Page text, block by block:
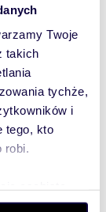
Twoje
takich
tychże,
i
tego, kto
robi.
preferencje w
przy ul.
B...